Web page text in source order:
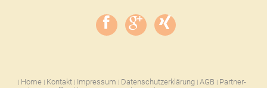
Home Kontakt Impressum Datenschutzerklärung AGB Partner-